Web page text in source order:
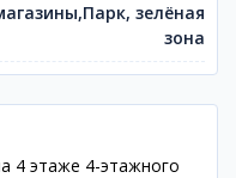
зелёная
зона
4 этаже 4-этажного